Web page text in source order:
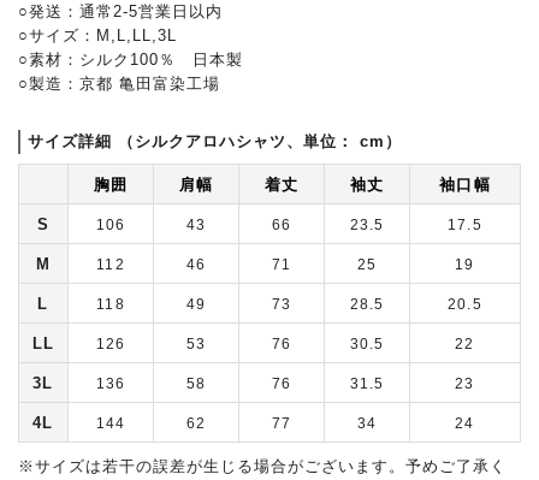
○発送：通常2-5営業日以内
○サイズ：M,L,LL,3L
○素材：シルク100％ 日本製
○製造：京都 亀田富染工場
サイズ詳細 （シルクアロハシャツ、単位： cm）
胸囲 肩幅 着丈 袖丈 袖口幅
S 106 43 66 23.5 17.5
M 112 46 71 25 19
L 118 49 73 28.5 20.5
LL 126 53 76 30.5 22
3L 136 58 76 31.5 23
4L 144 62 77 34 24
※サイズは若干の誤差が生じる場合がございます。予めご了承く